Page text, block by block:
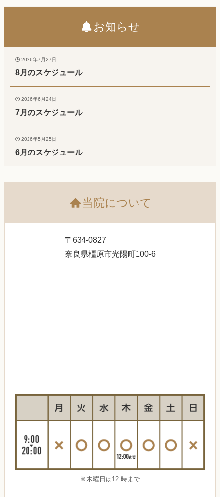
お知らせ
2026年7月27日
8月のスケジュール
2026年6月24日
7月のスケジュール
2026年5月25日
6月のスケジュール
当院について
〒634-0827
奈良県橿原市光陽町100-6
※木曜日は12 時まで